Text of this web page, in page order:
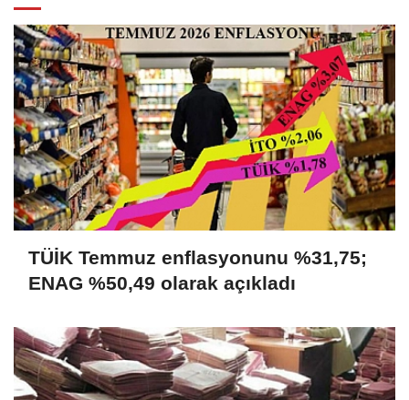
TÜİK Temmuz enflasyonunu %31,75;
ENAG %50,49 olarak açıkladı